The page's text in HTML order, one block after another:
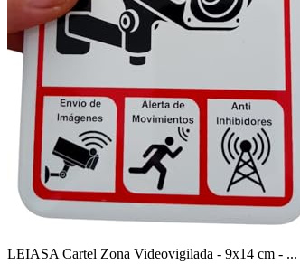
LEIASA Cartel Zona Videovigilada - 9x14 cm - ...